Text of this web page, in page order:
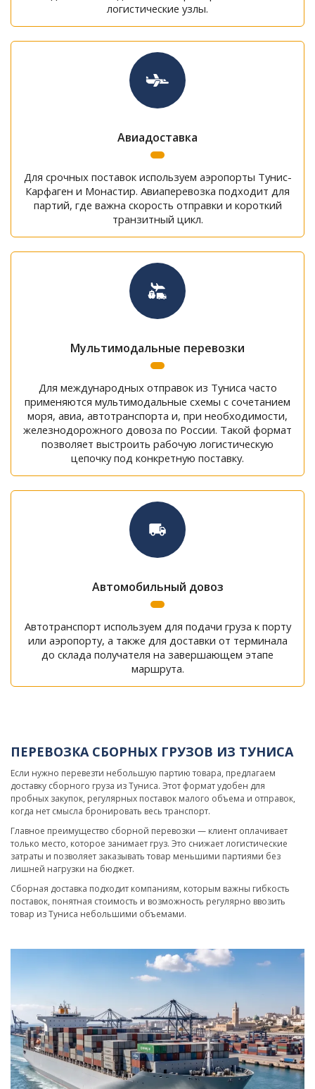
логистические узлы.
Авиадоставка
Для срочных поставок используем аэропорты Тунис-
Карфаген и Монастир. Авиаперевозка подходит для
партий, где важна скорость отправки и короткий
транзитный цикл.
Мультимодальные перевозки
Для международных отправок из Туниса часто
применяются мультимодальные схемы с сочетанием
моря, авиа, автотранспорта и, при необходимости,
железнодорожного довоза по России. Такой формат
позволяет выстроить рабочую логистическую
цепочку под конкретную поставку.
Автомобильный довоз
Автотранспорт используем для подачи груза к порту
или аэропорту, а также для доставки от терминала
до склада получателя на завершающем этапе
маршрута.
ПЕРЕВОЗКА СБОРНЫХ ГРУЗОВ ИЗ ТУНИСА
Если нужно перевезти небольшую партию товара, предлагаем
доставку сборного груза из Туниса. Этот формат удобен для
пробных закупок, регулярных поставок малого объема и отправок,
когда нет смысла бронировать весь транспорт.
Главное преимущество сборной перевозки — клиент оплачивает
только место, которое занимает груз. Это снижает логистические
затраты и позволяет заказывать товар меньшими партиями без
лишней нагрузки на бюджет.
Сборная доставка подходит компаниям, которым важны гибкость
поставок, понятная стоимость и возможность регулярно ввозить
товар из Туниса небольшими объемами.